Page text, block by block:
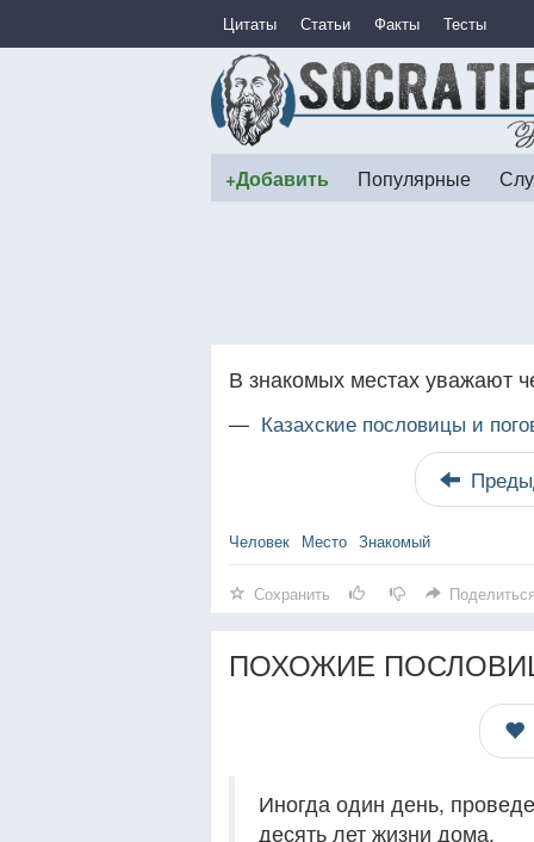
Цитаты Статьи Факты Тесты
+Добавить Популярные
В знакомых местах уважают
— Казахские пословицы и
Человек Место Знакомый
Сохранить Поделиться
ПОХОЖИЕ
Иногда один день,
десять лет жизни дома.